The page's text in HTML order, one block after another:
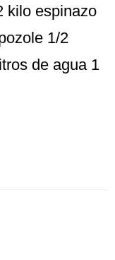
kilo espinazo
1/2
de agua 1